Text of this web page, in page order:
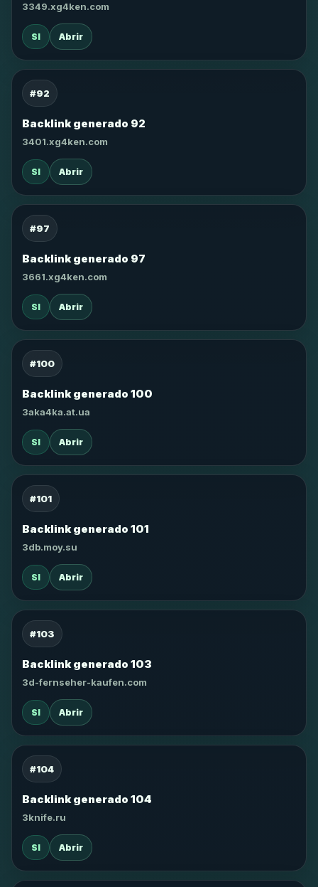
3349.xg4ken.com
SI Abrir
#92
Backlink generado 92
3401.xg4ken.com
SI Abrir
#97
Backlink generado 97
3661.xg4ken.com
SI Abrir
#100
Backlink generado 100
3aka4ka.at.ua
SI Abrir
#101
Backlink generado 101
3db.moy.su
SI Abrir
#103
Backlink generado 103
3d-fernseher-kaufen.com
SI Abrir
#104
Backlink generado 104
3knife.ru
SI Abrir